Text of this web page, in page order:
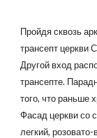
Пройдя сквозь
трансепт церкви
Другой вход
трансепте.
того, что раньше
Фасад церкви со
легкий,